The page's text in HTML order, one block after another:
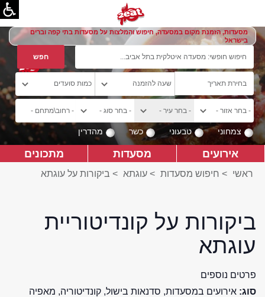
מסעדות, הזמנת מקום במסעדה, חיפוש והמלצות על מסעדות בתי קפה וברים
בישראל
צמחוני טבעוני כשר מהדרין
אירועים מסעדות מתכונים
ראשי > חיפוש מסעדות > עוגתא > ביקורות על עוגתא
ביקורות על קונדיטוריית
עוגתא
פרטים נוספים
סוג: אירועים במסעדות, סדנאות בישול, קונדיטוריה, מאפיה